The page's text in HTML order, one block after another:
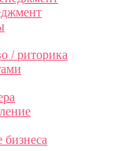
/ риторика
бизнеса